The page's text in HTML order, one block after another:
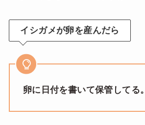
イシガメが卵を産んだら
卵に日付を書いて保管してる。